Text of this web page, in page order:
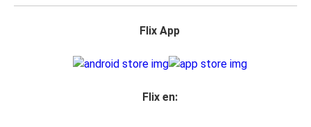
Flix App
Flix en: